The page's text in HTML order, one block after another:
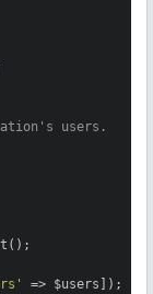
users.
=> $users]);